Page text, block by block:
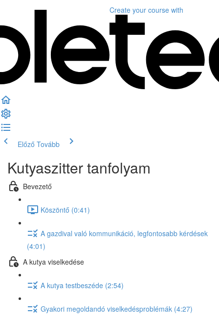
Create your course with
Előző Tovább
Kutyaszitter tanfolyam
Bevezető
Köszöntő (0:41)
A gazdival való kommunikáció, legfontosabb kérdések
(4:01)
A kutya viselkedése
A kutya testbeszéde (2:54)
Gyakori megoldandó viselkedésproblémák (4:27)